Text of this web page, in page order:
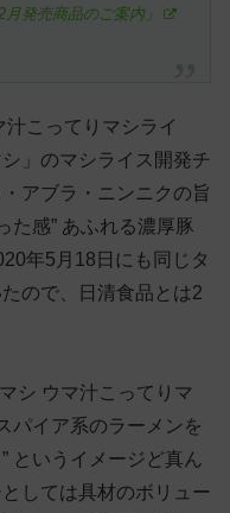
発売商品のご案内」
こってりマシライ
」のマシライス開発チ
アブラ・ニンニクの旨
た感” あふれる濃厚豚
年5月18日にも同じタ
ので、日清食品とは2
シ ウマ汁こってりマ
パイア系のラーメンを
というイメージど真ん
しては具材のボリュー